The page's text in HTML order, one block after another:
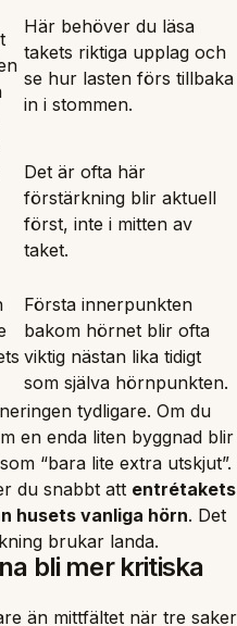
Här behöver du läsa
takets riktiga upplag och
se hur lasten förs tillbaka
in i stommen.
Det är ofta här
förstärkning blir aktuell
först, inte i mitten av
taket.
Första innerpunkten
bakom hörnet blir ofta
viktig nästan lika tidigt
som själva hörnpunkten.
tydligare. Om du
en enda liten byggnad blir
“bara lite extra utskjut”.
du snabbt att entrétakets
husets vanliga hörn. Det
brukar landa.
bli mer kritiska
än mittfältet när tre saker